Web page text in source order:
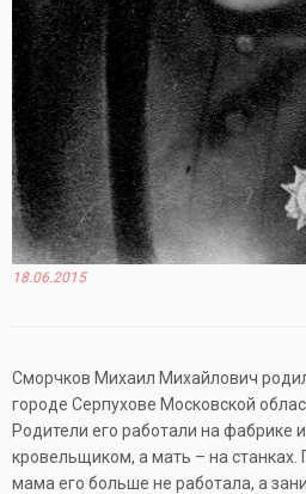
18.06.2015
Сморчков Михаил Михайлович
городе Серпухове Московской
Родители его работали на фабрике
кровельщиком, а мать – на
мама его больше не работала, а